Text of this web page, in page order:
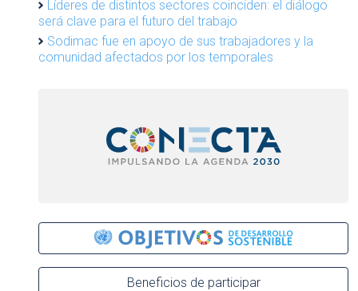
Líderes de distintos sectores coinciden: el diálogo
será clave para el futuro del trabajo
Sodimac fue en apoyo de sus trabajadores y la
comunidad afectados por los temporales
Beneficios de participar